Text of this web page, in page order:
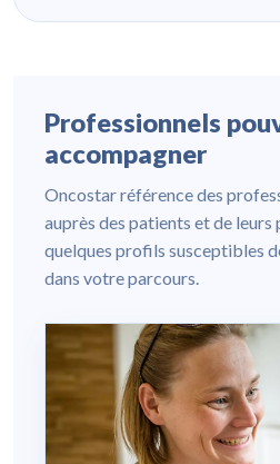
Professionnels
accompagner
Oncostar référence des
auprès des patients et de leurs
quelques profils susceptibles
dans votre parcours.